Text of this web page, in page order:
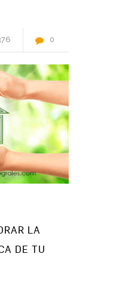
0
LA
DE TU